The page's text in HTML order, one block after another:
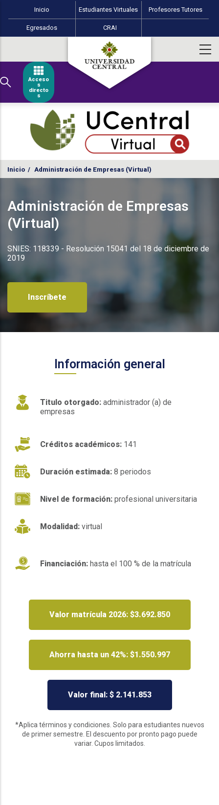
Pasar al contenido principal
Menú perfiles Educación Virtual
Inicio Estudiantes Virtuales Profesores Tutores
Egresados CRAI
Acceso
s
directo
s
Inicio / Administración de Empresas (Virtual)
Administración de Empresas
(Virtual)
SNIES: 118339 - Resolución 15041 del 18 de diciembre de
2019
Inscríbete
Información general
Titulo otorgado: administrador (a) de
empresas
Créditos académicos: 141
Duración estimada: 8 periodos
Nivel de formación: profesional universitaria
Modalidad: virtual
Financiación: hasta el 100 % de la matrícula
Valor matrícula 2026: $3.692.850
Ahorra hasta un 42%: $1.550.997
Valor final: $ 2.141.853
*Aplica términos y condiciones. Solo para estudiantes nuevos
de primer semestre. El descuento por pronto pago puede
variar. Cupos limitados.